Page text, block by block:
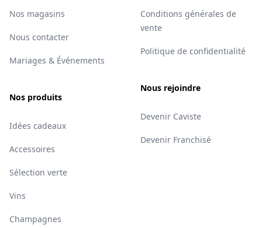
Nos magasins
Nous contacter
Mariages & Événements
Nos produits
Idées cadeaux
Accessoires
Sélection verte
Vins
Champagnes
Conditions générales de
vente
Politique de confidentialité
Nous rejoindre
Devenir Caviste
Devenir Franchisé